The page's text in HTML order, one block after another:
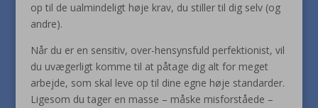
op til de ualmindeligt høje krav, du stiller til dig selv (og
andre).
Når du er en sensitiv, over-hensynsfuld perfektionist, vil
du uvægerligt komme til at påtage dig alt for meget
arbejde, som skal leve op til dine egne høje standarder.
Ligesom du tager en masse – måske misforståede –